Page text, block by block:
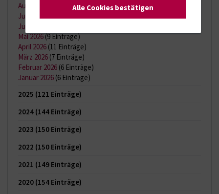
August 2026
(2 Einträge)
Juli 2026
Juni 2026
Mai 2026(9 Einträge)
April 2026 (11 Einträge)
März 2026 (7 Einträge)
Februar 2026 (6 Einträge)
Januar 2026 (6 Einträge)
2025 (121 Einträge)
2024 (144 Einträge)
2023 (150 Einträge)
2022 (150 Einträge)
2021 (149 Einträge)
2020 (154 Einträge)
Alle Cookies bestätigen